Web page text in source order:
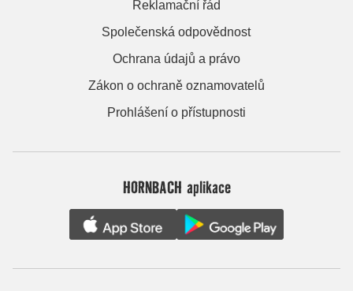
Reklamační řád
Společenská odpovědnost
Ochrana údajů a právo
Zákon o ochraně oznamovatelů
Prohlášení o přístupnosti
HORNBACH aplikace